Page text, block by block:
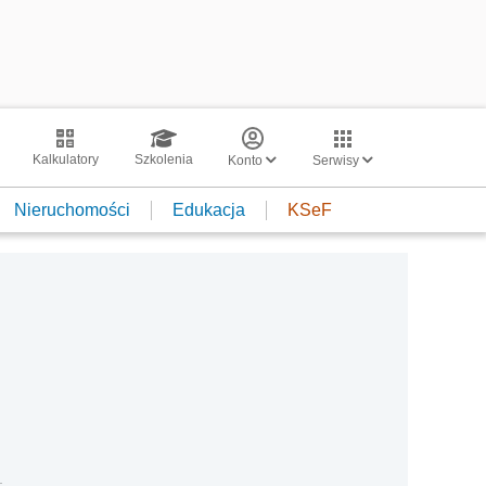
Kalkulatory Szkolenia Konto Serwisy
Nieruchomości Edukacja KSeF